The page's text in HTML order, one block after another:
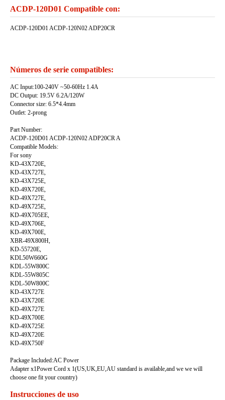
ACDP-120D01 Compatible con:
ACDP-120D01 ACDP-120N02 ADP20CR
Números de serie compatibles:
AC Input:100-240V ~50-60Hz 1.4A
DC Output: 19.5V 6.2A/120W
Connector size: 6.5*4.4mm
Outlet: 2-prong
Part Number:
ACDP-120D01 ACDP-120N02 ADP20CR A
Compatible Models:
For sony
KD-43X720E,
KD-43X727E,
KD-43X725E,
KD-49X720E,
KD-49X727E,
KD-49X725E,
KD-49X705EE,
KD-49X706E,
KD-49X700E,
XBR-49X800H,
KD-55720E,
KDL50W660G
KDL-55W800C
KDL-55W805C
KDL-50W800C
KD-43X727E
KD-43X720E
KD-49X727E
KD-49X700E
KD-49X725E
KD-49X720E
KD-49X750F
Package Included:AC Power
Adapter x1Power Cord x 1(US,UK,EU,AU standard is available,and we we will
choose one fit your country)
Instrucciones de uso